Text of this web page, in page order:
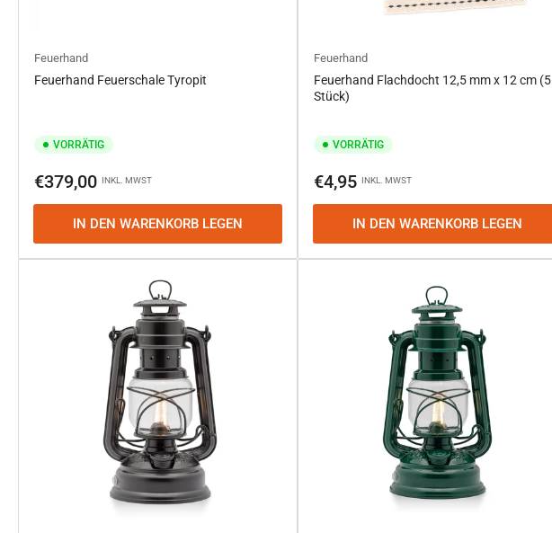
Feuerhand
Feuerhand Feuerschale Tyropit
VORRÄTIG
Normaler
€379,00 INKL. MWST
IN DEN WARENKORB LEGEN
Feuerhand
Feuerhand Flachdocht 12,5 mm x 12 cm (5
Stück)
VORRÄTIG
Normaler
€4,95 INKL. MWST
IN DEN WARENKORB LEGEN